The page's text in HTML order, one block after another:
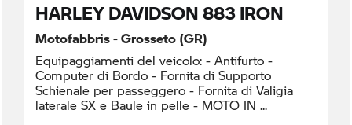
HARLEY DAVIDSON 883 IRON
Motofabbris - Grosseto (GR)
Equipaggiamenti del veicolo: - Antifurto -
Computer di Bordo - Fornita di Supporto
Schienale per passeggero - Fornita di Valigia
laterale SX e Baule in pelle - MOTO IN